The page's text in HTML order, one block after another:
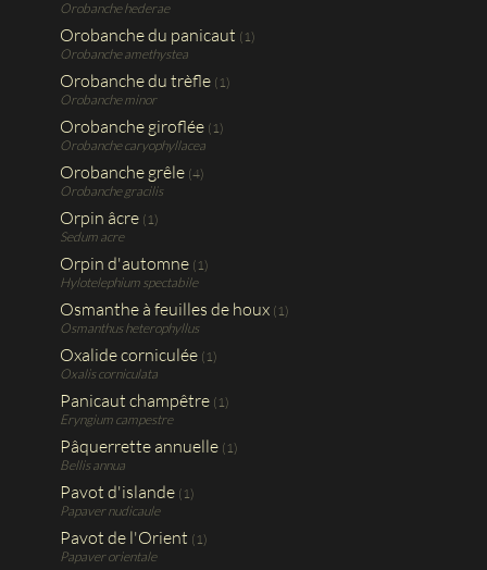
Orobanche hederae
Orobanche du panicaut (1)
Orobanche amethystea
Orobanche du trèfle (1)
Orobanche minor
Orobanche giroflée (1)
Orobanche caryophyllacea
Orobanche grêle (4)
Orobanche gracilis
Orpin âcre (1)
Sedum acre
Orpin d'automne (1)
Hylotelephium spectabile
Osmanthe à feuilles de houx (1)
Osmanthus heterophyllus
Oxalide corniculée (1)
Oxalis corniculata
Panicaut champêtre (1)
Eryngium campestre
Pâquerrette annuelle (1)
Bellis annua
Pavot d'islande (1)
Papaver nudicaule
Pavot de l'Orient (1)
Papaver orientale